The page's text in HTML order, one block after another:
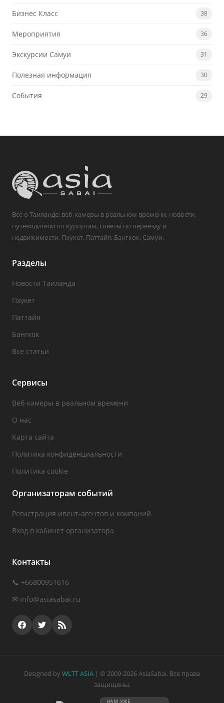
Бизнес Класс 38
Мероприятия 36
Экскурсии Самуи 31
Полезная информация 30
События 29
Все о Таиланде: веб-камеры в реальном времени, новости,
путеводители по курортам, советы по переезду и
недвижимости. Пхукет, Паттайя, Бангкок, Самуи.
Разделы
Новости Таиланда
Пхукет
Паттайя
Бангкок
Все статьи
Сервисы
Веб-камеры в реальном времени
О нас
Карта сайта
Политика конфиденциальности
Политика cookie
Организаторам событий
Регистрация ивент-агентов и компаний
Вход в кабинет организатора
Контакты
📞 +66800951616
✉ info@asiasabai.ru
Designed by WLTT ASIA | © 2009-2026 AsiaSabai. Все права
защищены.
НАМ УЖЕ